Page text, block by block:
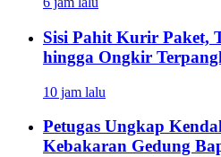
Sisi Pahit Kurir Paket,
hingga Ongkir
10 jam lalu
Petugas Ungkap
Kebakaran Gedung